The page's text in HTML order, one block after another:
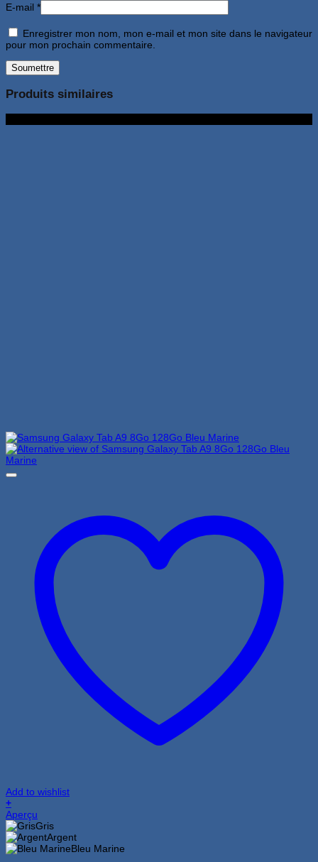
E-mail *
Enregistrer mon nom, mon e-mail et mon site dans le navigateur
pour mon prochain commentaire.
Produits similaires
Add to wishlist
+
Ce
produit
a
plusieurs
Aperçu
Gris
Argent
Bleu Marine